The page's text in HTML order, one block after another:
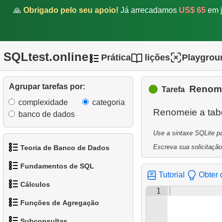
🙏 Obrigado pelo seu apoio! Já arrecadamos US$ 65 em
SQLtest.online Prática lições
Agrupar tarefas por:
complexidade
categoria
banco de dados
Teoria de Banco de Dados
Dados?
2.O que é SGBD?
Fundamentos de SQL
Cálculos
Funções de Agregação
1.Criar novo registro de
2.Atualizar o código postal
3.Inserir código postal de
Woodridge
canadenses
5.Inserir novo registro de
6.Remover registros de
preço
Tarefa
Renomeie a
Use a sintaxe SQLite
Escreva sua
Tutorial Obter
1